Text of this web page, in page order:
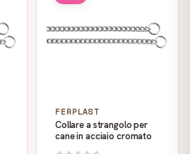
FERPLAST
Collare a strangolo per
cane in acciaio cromato